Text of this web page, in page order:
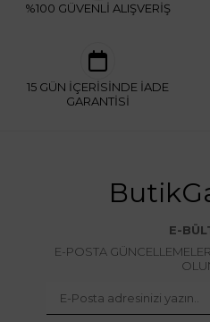
%100 GÜVENLİ ALIŞVERİŞ
15 GÜN İÇERİSİNDE İADE
GARANTİSİ
E-
E-POSTA